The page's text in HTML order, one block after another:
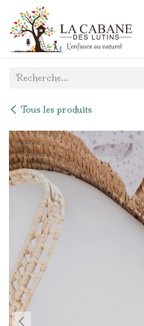
Se rendre au contenu
Tous les produits